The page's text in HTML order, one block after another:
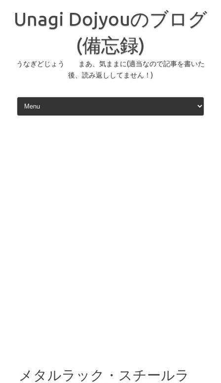
ン
プ
Unagi Dojyouのブログ
(備忘録)
うなぎどじょう まあ、気ままに(適当なので記事を書いた
後、読み返ししてません！)
メタルラック・スチールラ